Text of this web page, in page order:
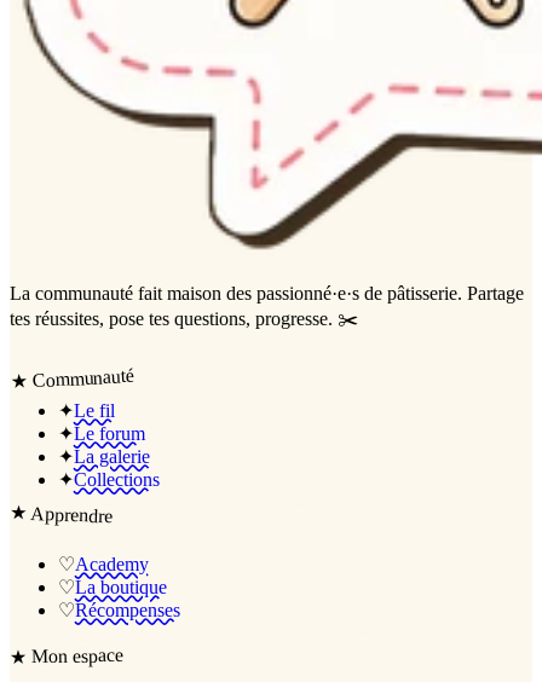
La communauté fait maison des passionné·e·s de pâtisserie. Partage
tes réussites, pose tes questions, progresse. ✂️
★ Communauté
✦Le fil
✦Le forum
✦La galerie
✦Collections
★Apprendre
♡Academy
♡La boutique
♡Récompenses
★Mon espace